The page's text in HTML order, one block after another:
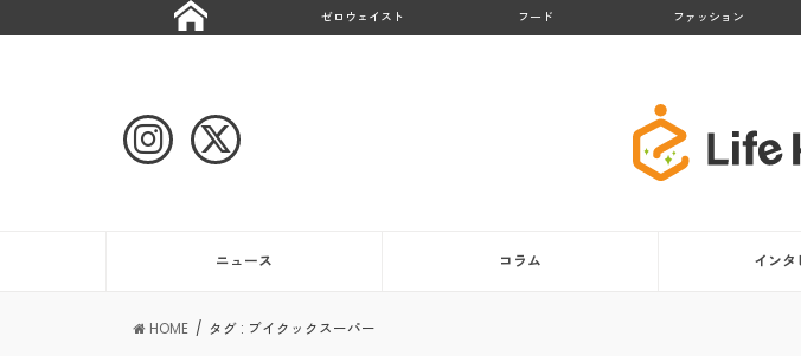
ゼロウェイスト フード ファッション
ニュース コラム インタ
HOME タグ : ブイクックスーパー